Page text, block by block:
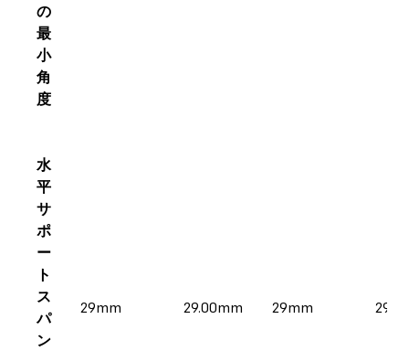
の
最
小
角
度
水
平
サ
ポ
ー
ト
ス
パ
ン
29mm 29.00mm 29mm